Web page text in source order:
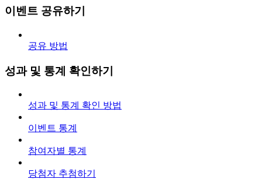
이벤트 공유하기
공유 방법
성과 및 통계 확인하기
성과 및 통계 확인 방법
이벤트 통계
참여자별 통계
당첨자 추첨하기